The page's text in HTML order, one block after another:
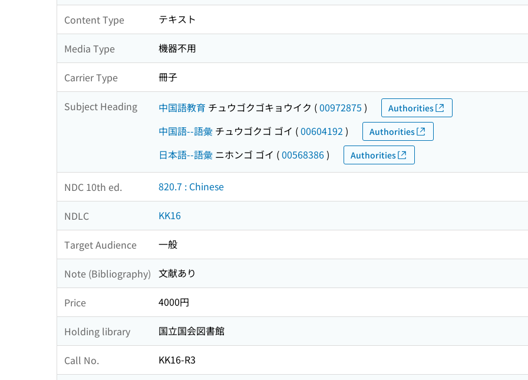
Content Type テキスト
Media Type 機器不用
Carrier Type 冊子
Subject Heading 中国語教育 チュウゴクゴキョウイク (00972875 ) Authorities
中国語--語彙 チュウゴクゴ ゴイ (00604192 ) Authorities
日本語--語彙 ニホンゴ ゴイ (00568386) Authorities
NDC 10th ed. 820.7 : Chinese
NDLC KK16
Target Audience 一般
Note (Bibliography) 文献あり
Price 4000円
Holding library 国立国会図書館
Call No.
KK16-R3